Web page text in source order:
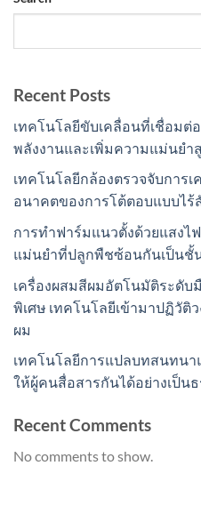
Recent Posts
เทคโนโลยีขับเคลื่อนที่เชื่อม
พลังงานและเพิ่มความแม่นยำ
เทคโนโลยีกล้องตรวจจับการ
อนาคตของการโต้ตอบแบบไร้
การทำฟาร์มแนวตั้งด้วยแสงไ
แม่นยำที่ปลูกพืชซ้อนกันเป็นชั้
เครื่องผสมสีผมอัตโนมัติระดั
พิเศษ เทคโนโลยีเข้ามาปฏิวัติ
ผม
เทคโนโลยีการแปลบทสนทน
ให้ผู้คนสื่อสารกันได้อย่างเป็น
Recent Comments
No comments to show.